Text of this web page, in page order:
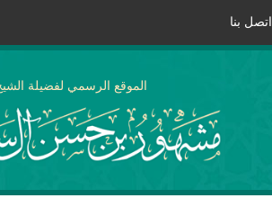
اتصل بنا
الموقع الرسمي لفضيلة